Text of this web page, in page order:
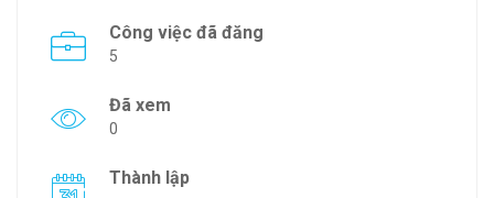
Công việc đã đăng
5
Đã xem
0
Thành lập